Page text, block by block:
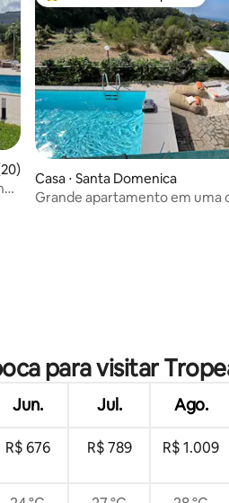
avaliação média de 5, 20
Casa ⋅ Santa Domenica
Grande apartamento em uma
para visitar
Jun. Jul. Ago.
R$ 676 R$ 789 R$ 1.009